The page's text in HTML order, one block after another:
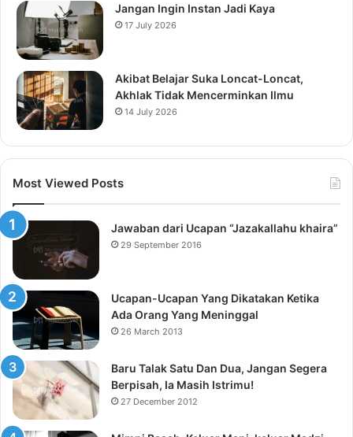
Jangan Ingin Instan Jadi Kaya
17 July 2026
Akibat Belajar Suka Loncat-Loncat,
Akhlak Tidak Mencerminkan Ilmu
14 July 2026
Most Viewed Posts
Jawaban dari Ucapan “Jazakallahu khaira”
29 September 2016
Ucapan-Ucapan Yang Dikatakan Ketika
Ada Orang Yang Meninggal
26 March 2013
Baru Talak Satu Dan Dua, Jangan Segera
Berpisah, Ia Masih Istrimu!
27 December 2012